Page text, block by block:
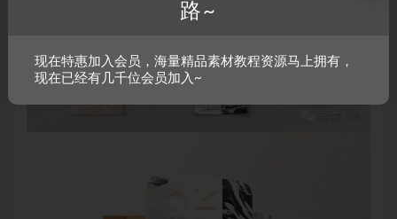
路~
现在特惠加入会员，海量精品素材教程资源马上拥有，
现在已经有几千位会员加入~